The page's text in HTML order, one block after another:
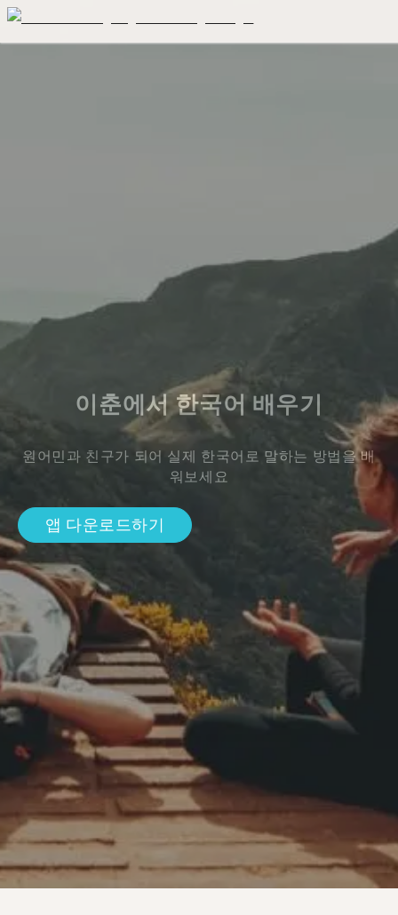
이춘에서 한국어 배우기
원어민과 친구가 되어 실제 한국어로 말하는 방법을 배
워보세요
앱 다운로드하기